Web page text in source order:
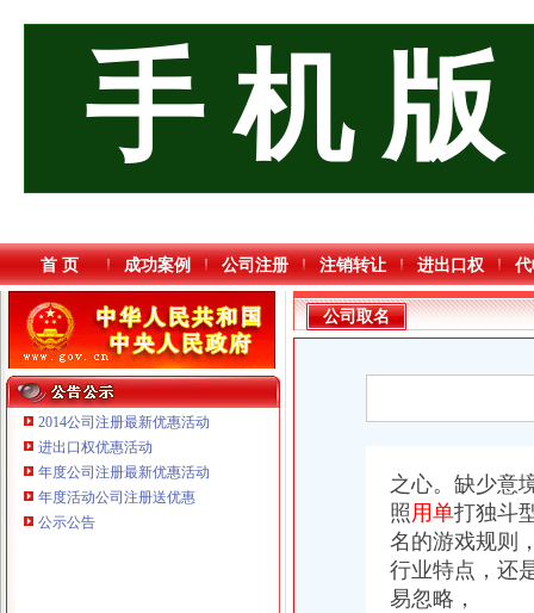
手 机 版
首 页 成功案例 公司注册 注销转让 进出口权
2014公司注册最新优惠活动
进出口权优惠活动
年度公司注册最新优惠活动
年度活动公司注册送优惠
公示公告
重庆海谛升进出口贸易有限公司 渝北100万 （进出口权）
重庆信同广告有限公司 渝沙50万 （工商注册）
重庆宝鹰汽车销售有限公司
公司取名
之心。缺少意
照用单打独斗
名的游戏规则
行业特点，还
易忽略，